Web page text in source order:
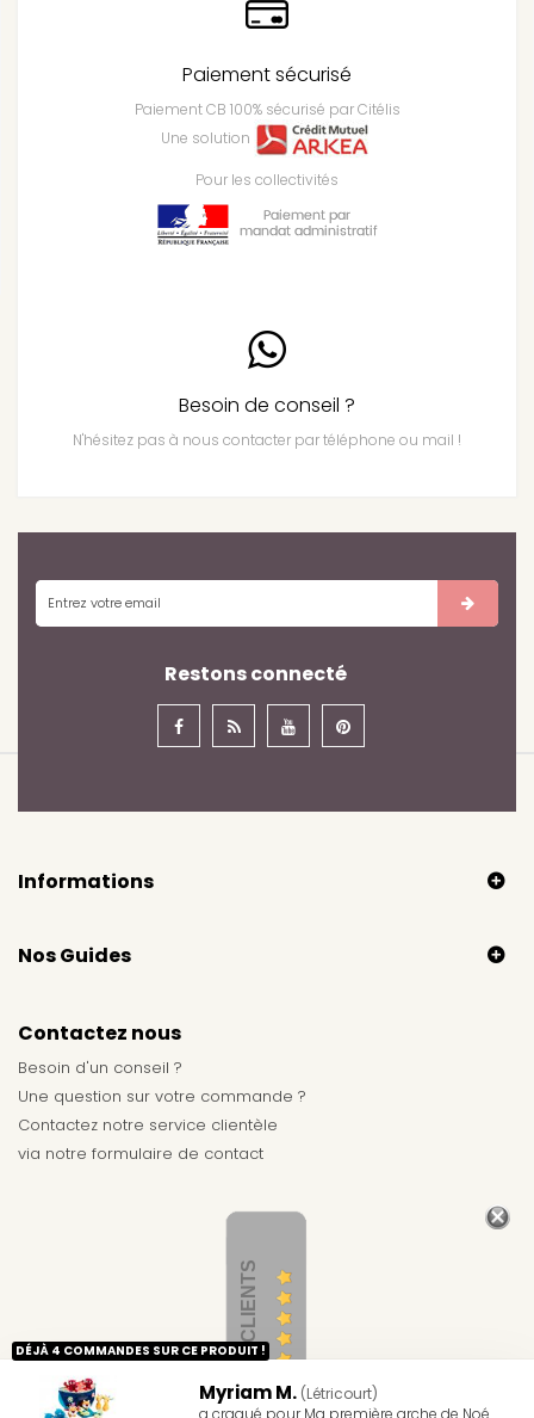
Myriam M. (Létricourt)
a craqué pour Ma première arche de Noé
DÉJÀ 4 COMMANDES SUR CE PRODUIT !
Paiement sécurisé
Paiement CB 100% sécurisé par Citélis
Une solution
Pour les collectivités
Besoin de conseil ?
N'hésitez pas à nous contacter par téléphone ou mail !
Restons connecté
Informations
Nos Guides
Contactez nous
Besoin d'un conseil ?
Une question sur votre commande ?
Contactez notre service clientèle
via notre formulaire de contact
AVIS CLIENTS